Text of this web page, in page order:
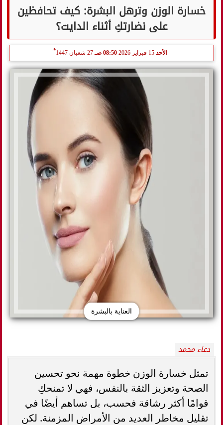
خسارة الوزن وترهل البشرة: كيف تحافظين
على نضارتكِ أثناء الدايت؟
الأحد 08:50 صـ 27 شعبان 1447
هـ
العناية بالبشرة
دعاء محمد
تمثل خسارة الوزن خطوة مهمة نحو تحسين
الصحة وتعزيز الثقة بالنفس، فهي لا تمنحكِ
قوامًا أكثر رشاقة فحسب، بل تساهم أيضًا في
تقليل مخاطر العديد من الأمراض المزمنة. لكن